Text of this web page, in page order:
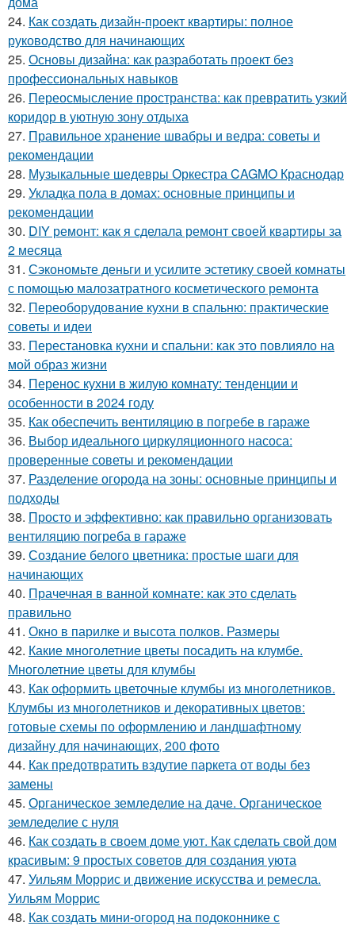
24. Как создать дизайн-проект квартиры: полное
руководство для начинающих
25. Основы дизайна: как разработать проект без
профессиональных навыков
26. Переосмысление пространства: как превратить узкий
коридор в уютную зону отдыха
27. Правильное хранение швабры и ведра: советы и
рекомендации
28. Музыкальные шедевры Оркестра CAGMO Краснодар
29. Укладка пола в домах: основные принципы и
рекомендации
30. DIY ремонт: как я сделала ремонт своей квартиры за
2 месяца
31. Сэкономьте деньги и усилите эстетику своей комнаты
с помощью малозатратного косметического ремонта
32. Переоборудование кухни в спальню: практические
советы и идеи
33. Перестановка кухни и спальни: как это повлияло на
мой образ жизни
34. Перенос кухни в жилую комнату: тенденции и
особенности в 2024 году
35. Как обеспечить вентиляцию в погребе в гараже
36. Выбор идеального циркуляционного насоса:
проверенные советы и рекомендации
37. Разделение огорода на зоны: основные принципы и
подходы
38. Просто и эффективно: как правильно организовать
вентиляцию погреба в гараже
39. Создание белого цветника: простые шаги для
начинающих
40. Прачечная в ванной комнате: как это сделать
правильно
41. Окно в парилке и высота полков. Размеры
42. Какие многолетние цветы посадить на клумбе.
Многолетние цветы для клумбы
43. Как оформить цветочные клумбы из многолетников.
Клумбы из многолетников и декоративных цветов:
готовые схемы по оформлению и ландшафтному
дизайну для начинающих, 200 фото
44. Как предотвратить вздутие паркета от воды без
замены
45. Органическое земледелие на даче. Органическое
земледелие с нуля
46. Как создать в своем доме уют. Как сделать свой дом
красивым: 9 простых советов для создания уюта
47. Уильям Моррис и движение искусства и ремесла.
Уильям Моррис
48. Как создать мини-огород на подоконнике с